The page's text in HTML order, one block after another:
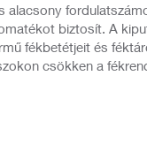
alacsony
biztosít. A
fékbetétjeit és
csökken a